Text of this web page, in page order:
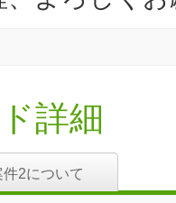
詳細
2について